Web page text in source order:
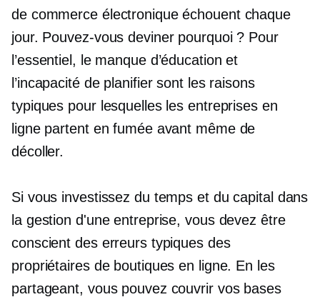
de commerce électronique échouent chaque
jour. Pouvez-vous deviner pourquoi ? Pour
l’essentiel, le manque d’éducation et
l’incapacité de planifier sont les raisons
typiques pour lesquelles les entreprises en
ligne partent en fumée avant même de
décoller.
Si vous investissez du temps et du capital dans
la gestion d'une entreprise, vous devez être
conscient des erreurs typiques des
propriétaires de boutiques en ligne. En les
partageant, vous pouvez couvrir vos bases